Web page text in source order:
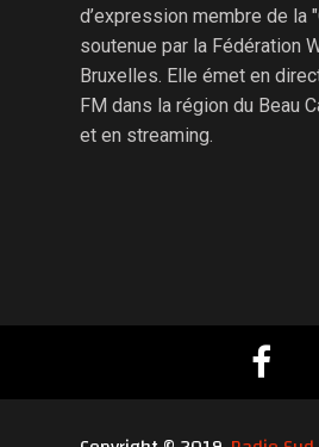
d’expression membre de la
soutenue par la Fédération
Bruxelles. Elle émet en
FM dans la région du Beau
et en streaming.